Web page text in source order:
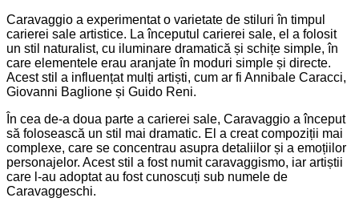
Caravaggio a experimentat o varietate de stiluri în timpul
carierei sale artistice. La începutul carierei sale, el a folosit
un stil naturalist, cu iluminare dramatică și schițe simple, în
care elementele erau aranjate în moduri simple și directe.
Acest stil a influențat mulți artiști, cum ar fi Annibale Caracci,
Giovanni Baglione și Guido Reni.
În cea de-a doua parte a carierei sale, Caravaggio a început
să folosească un stil mai dramatic. El a creat compoziții mai
complexe, care se concentrau asupra detaliilor și a emoțiilor
personajelor. Acest stil a fost numit caravaggismo, iar artiștii
care l-au adoptat au fost cunoscuți sub numele de
Caravaggeschi.